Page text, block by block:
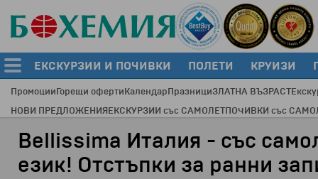
ЕКСКУРЗИИ И ПОЧИВКИ ПОЛЕТИ КРУИЗИ
ПромоцииГорещи офертиКалендарПразнициЗЛАТНА ВЪЗРАСТ
НОВИ ПРЕДЛОЖЕНИЯЕКСКУРЗИИ със САМОЛЕТПОЧИВКИ със
Bellissima Италия - със
език! Отстъпки за ранни